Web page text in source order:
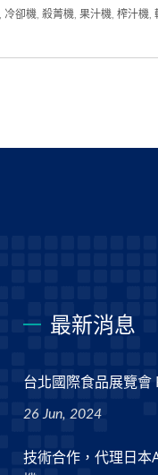
冷卻機 殺菁機 果汁機 榨汁機
最新消息
台北國際食品展覽會
26 Jun, 2024
技術合作，代理日本